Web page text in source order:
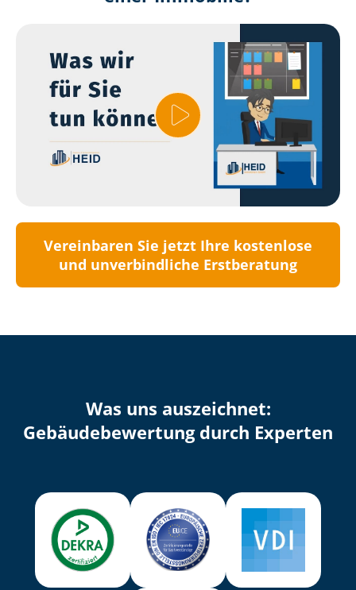
Vereinbaren Sie jetzt Ihre kostenlose
und unverbindliche Erstberatung
Was uns auszeichnet:
Ge­bäu­de­be­wer­tung durch Experten